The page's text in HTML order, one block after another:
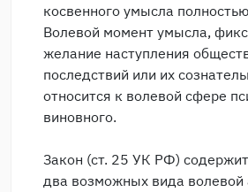
косвенного умысла
Волевой момент умысла,
желание наступления
последствий или их
относится к волевой сфере
виновного.
Закон (ст. 25 УК РФ)
два возможных вида волевой